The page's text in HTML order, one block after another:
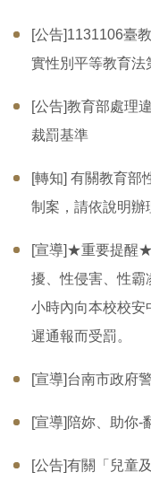
[公告]1131106臺
實性別平等教育法
[公告]教育部處理
裁罰基準
[轉知] 有關教育部
制案，請依說明辦
[宣導]★重要提醒★
擾、性侵害、性霸
小時內向本校校安
遲通報而受罰。
[宣導]台南市政府
[宣導]陪妳、助你-
[公告]有關「兒童